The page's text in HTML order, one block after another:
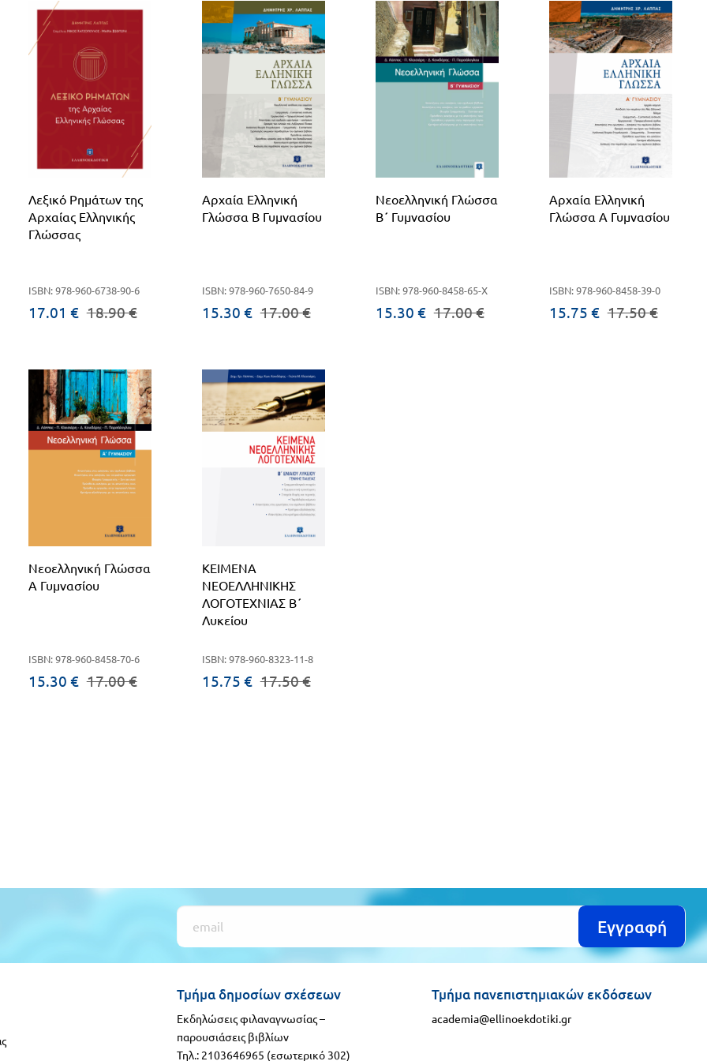
Λεξικό Ρημάτων της
Αρχαίας Ελληνικής
Γλώσσας
ISBN: 978-960-6738-90-6
17.01 € 18.90 €
Αρχαία Ελληνική
Γλώσσα Β Γυμνασίου
ISBN: 978-960-7650-84-9
15.30 € 17.00 €
Νεοελληνική Γλώσσα
Β΄ Γυμνασίου
ISBN: 978-960-8458-65-Χ
15.30 € 17.00 €
Αρχαία Ελληνική
Γλώσσα Α Γυμνασίου
ISBN: 978-960-8458-39-0
15.75 € 17.50 €
Νεοελληνική Γλώσσα
Α Γυμνασίου
ISBN: 978-960-8458-70-6
15.30 € 17.00 €
ΚΕΙΜΕΝΑ
ΝΕΟΕΛΛΗΝΙΚΗΣ
ΛΟΓΟΤΕΧΝΙΑΣ Β΄
Λυκείου
ISBN: 978-960-8323-11-8
15.75 € 17.50 €
Εγγραφή
Τμήμα δημοσίων σχέσεων
Εκδηλώσεις φιλαναγνωσίας –
παρουσιάσεις βιβλίων
Τηλ.: 2103646965 (εσωτερικό 302)
Τμήμα πανεπιστημιακών εκδόσεων
academia@ellinoekdotiki.gr